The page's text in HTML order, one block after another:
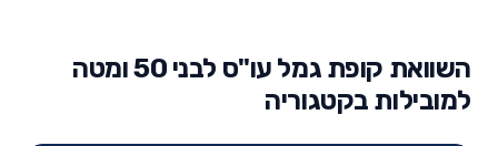
השוואת קופת גמל עו"ס לבני 50 ומטה
למובילות בקטגוריה